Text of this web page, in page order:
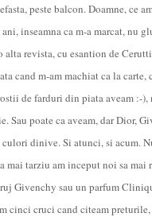
peste balcon. Doamne, ce
inseamna ca m-a marcat, nu
alta revista, cu esantion de
cand m-am machiat ca la
de farduri din piata aveam :-
Sau poate ca aveam, dar Dior,
dinive. Si atunci, si acum.
mai tarziu am inceput noi sa
Givenchy sau un parfum
cinci cruci cand citeam